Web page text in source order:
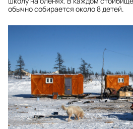
обычно собирается около 8 детей.